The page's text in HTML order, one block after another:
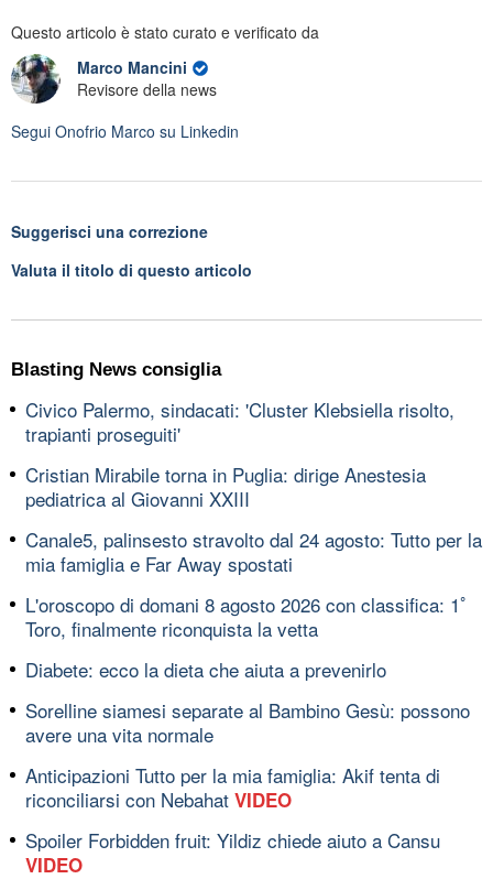
Questo articolo è stato curato e verificato da
Marco Mancini
Revisore della news
Segui Onofrio Marco su Linkedin
Suggerisci una correzione
Valuta il titolo di questo articolo
Blasting News consiglia
Civico Palermo, sindacati: 'Cluster Klebsiella risolto,
trapianti proseguiti'
Cristian Mirabile torna in Puglia: dirige Anestesia
pediatrica al Giovanni XXIII
Canale5, palinsesto stravolto dal 24 agosto: Tutto per la
mia famiglia e Far Away spostati
L'oroscopo di domani 8 agosto 2026 con classifica: 1ﾟ
Toro, finalmente riconquista la vetta
Diabete: ecco la dieta che aiuta a prevenirlo
Sorelline siamesi separate al Bambino Gesù: possono
avere una vita normale
Anticipazioni Tutto per la mia famiglia: Akif tenta di
riconciliarsi con Nebahat VIDEO
Spoiler Forbidden fruit: Yildiz chiede aiuto a Cansu
VIDEO